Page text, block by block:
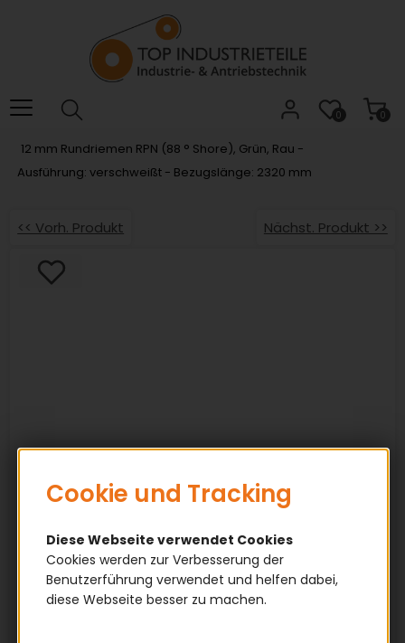
das
Barrierefreiheitsmenü
0
0
12 mm Rundriemen RPN (88 ° Shore), Grün, Rau -
Ausführung: verschweißt - Bezugslänge: 2320 mm
<< Vorh. Produkt Nächst. Produkt >>
Cookie und Tracking
Diese Webseite verwendet Cookies
Cookies werden zur Verbesserung der
Benutzerführung verwendet und helfen dabei,
diese Webseite besser zu machen.